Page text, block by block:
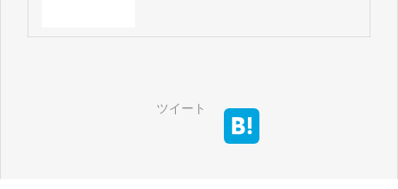
ツイート